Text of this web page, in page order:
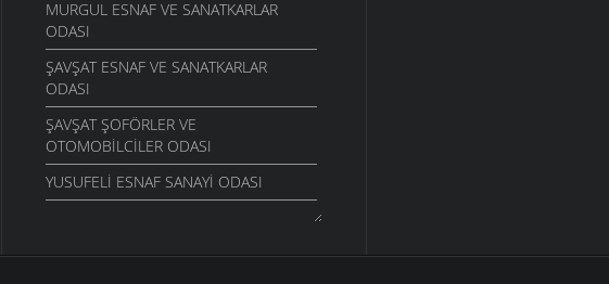
MURGUL ESNAF VE SANATKARLAR
ODASI
ŞAVŞAT ESNAF VE SANATKARLAR
ODASI
ŞAVŞAT ŞOFÖRLER VE
OTOMOBILCILER ODASI
YUSUFELI ESNAF SANAYI ODASI